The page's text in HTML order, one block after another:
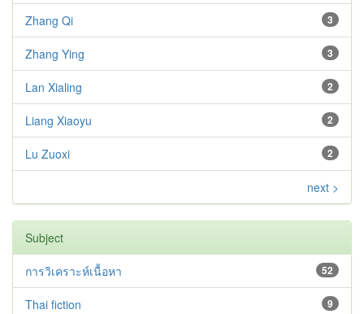
3
Zhang Qi
3
Zhang Ying
2
Lan Xialing
2
Liang Xiaoyu
2
Lu Zuoxi
next >
Subject
52
การวิเคราะห์เนื้อหา
9
Thai fiction